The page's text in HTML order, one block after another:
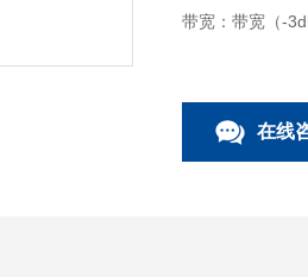
带宽：带宽（-
过载保护
在线